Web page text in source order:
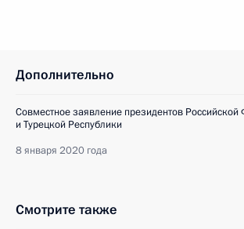
Дополнительно
Совместное заявление президентов
и Турецкой Республики
8 января 2020 года
Смотрите также